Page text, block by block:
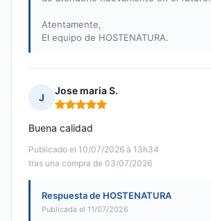
Atentamente,
El equipo de HOSTENATURA.
J
Jose maria S.
Nota: 5 de 5
Publicado el 10/07/2026 à 13h34
tras una compra de 03/07/2026
Buena calidad
Respuesta de HOSTENATURA
Publicada el 11/07/2026